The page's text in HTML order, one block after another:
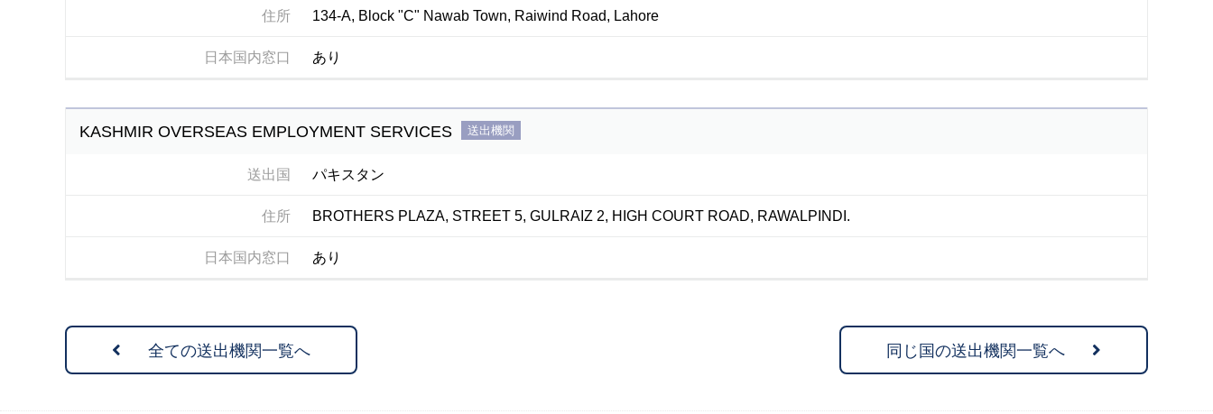
住所 134-A, Block "C" Nawab Town, Raiwind Road, Lahore
日本国内窓口 あり
KASHMIR OVERSEAS EMPLOYMENT SERVICES 送出機関
送出国 パキスタン
住所 BROTHERS PLAZA, STREET 5, GULRAIZ 2, HIGH COURT ROAD, RAWALPINDI.
日本国内窓口 あり
全ての送出機関一覧へ 同じ国の送出機関一覧へ